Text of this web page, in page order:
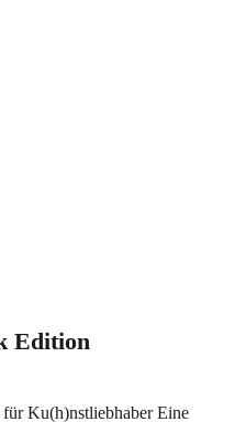
Edition
für Ku(h)nstliebhaber Eine